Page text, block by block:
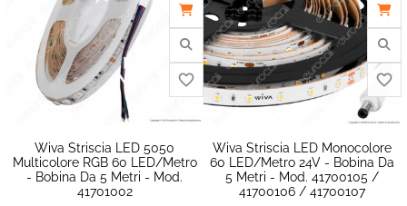
favorite_border
Wiva Striscia LED 5050
Multicolore RGB 60 LED/metro
- Bobina Da 5 Metri - Mod.
41701002
Wiva Striscia LED Monocolore
60 LED/metro 24V - Bobina Da
5 Metri - Mod. 41700105 /
41700106 / 41700107